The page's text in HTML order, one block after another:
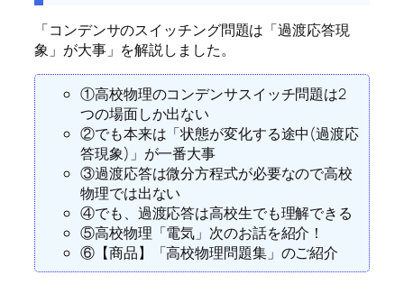
「コンデンサのスイッチング問題は「過渡応答現
象」が大事」を解説しました。
①高校物理のコンデンサスイッチ問題は2
つの場面しか出ない
②でも本来は「状態が変化する途中(過渡応
答現象)」が一番大事
③過渡応答は微分方程式が必要なので高校
物理では出ない
④でも、過渡応答は高校生でも理解できる
⑤高校物理「電気」次のお話を紹介！
⑥【商品】「高校物理問題集」のご紹介